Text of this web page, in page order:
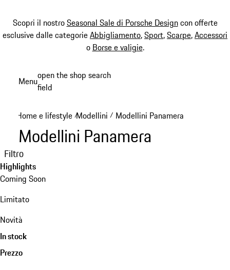
Scopri il nostroSeasonal Sale di Porsche Designcon offerte
esclusive dalle categorieAbbigliamento,Sport,Scarpe,Accessori
o Borse e valigie.
Menuopen the shop search
field
Home e lifestyle /Modellini / Modellini Panamera
Modellini Panamera
Filtro
Highlights
Coming Soon
Limitato
Novità
In stock
Prezzo